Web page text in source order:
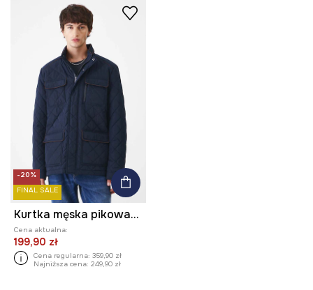
-20%
FINAL SALE
Kurtka męska pikowana kolor granatowy
Cena aktualna:
199,90 zł
Cena regularna: 359,90 zł
Najniższa cena: 249,90 zł